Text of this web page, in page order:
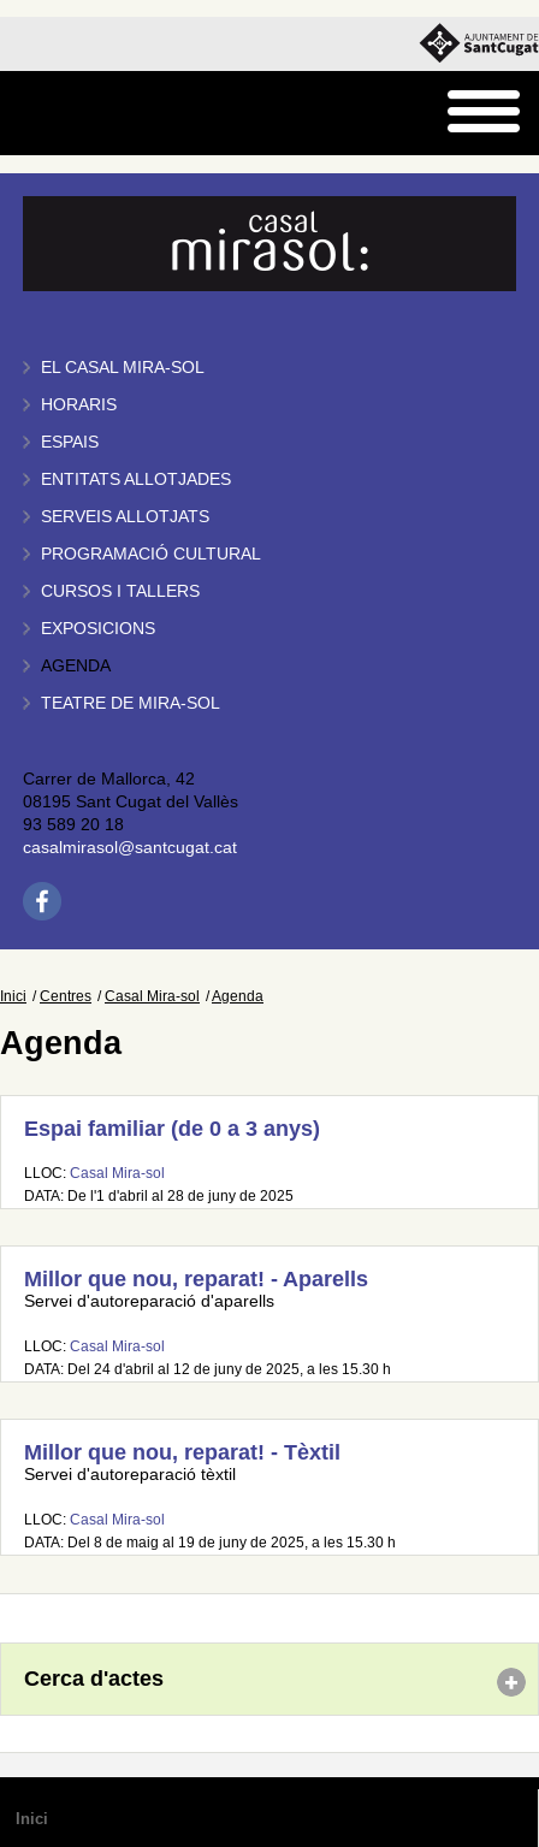
EL CASAL MIRA-SOL
HORARIS
ESPAIS
ENTITATS ALLOTJADES
SERVEIS ALLOTJATS
PROGRAMACIÓ CULTURAL
CURSOS I TALLERS
EXPOSICIONS
AGENDA
TEATRE DE MIRA-SOL
Carrer de Mallorca, 42
08195 Sant Cugat del Vallès
93 589 20 18
casalmirasol@santcugat.cat
Inici Centres Casal Mira-sol Agenda
Agenda
Espai familiar (de 0 a 3 anys)
LLOC: Casal Mira-sol
DATA: De l'1 d'abril al 28 de juny de 2025
Millor que nou, reparat! - Aparells
Servei d'autoreparació d'aparells
LLOC: Casal Mira-sol
DATA: Del 24 d'abril al 12 de juny de 2025, a les 15.30 h
Millor que nou, reparat! - Tèxtil
Servei d'autoreparació tèxtil
LLOC: Casal Mira-sol
DATA: Del 8 de maig al 19 de juny de 2025, a les 15.30 h
Cerca d'actes
Inici